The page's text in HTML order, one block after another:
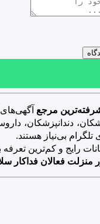
مرجع
دندانپزشکان،
تلگرام بی‌نیاز هستند.
و کم‌ترین تعرفه بازار
فعالان فداکار